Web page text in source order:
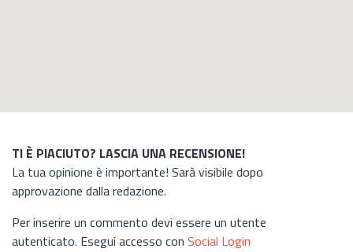
TI È PIACIUTO? LASCIA UNA RECENSIONE!
La tua opinione è importante! Sarà visibile dopo
approvazione dalla redazione.
Per inserire un commento devi essere un utente
autenticato. Esegui accesso con Social Login